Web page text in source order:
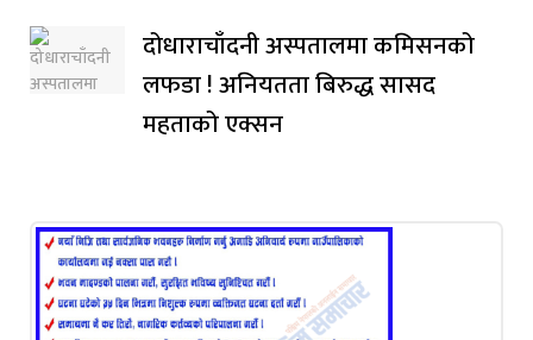
दोधाराचाँदनी अस्पतालमा कमिसनको
लफडा ! अनियतता बिरुद्ध सासद
महताको एक्सन